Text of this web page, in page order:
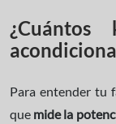
Para entender tu
que mide la